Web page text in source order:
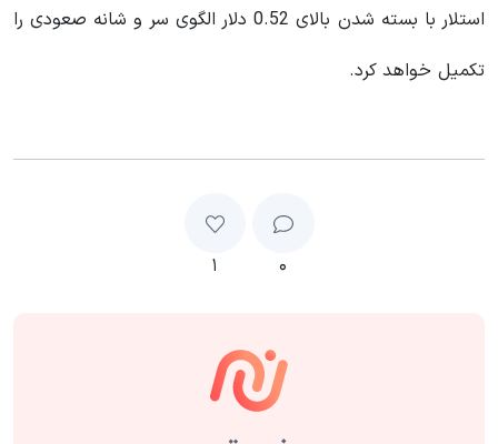
استلار با بسته شدن بالای 0.52 دلار الگوی سر و شانه صعودی را
تکمیل خواهد کرد.
۰ ۱